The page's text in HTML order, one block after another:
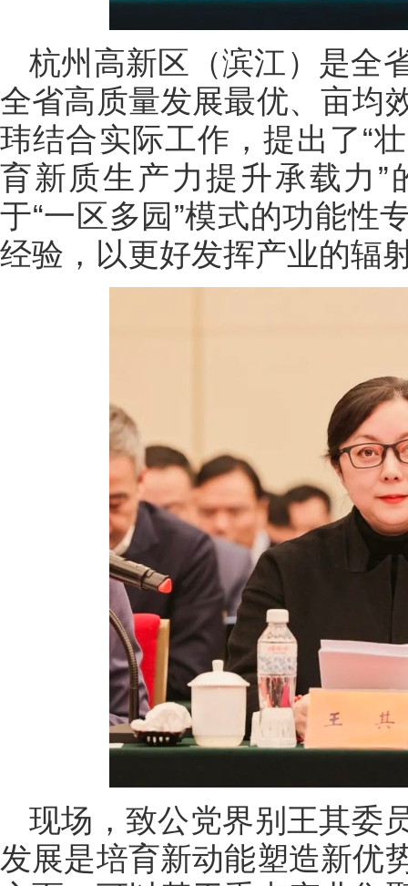
杭州高新区（滨江）是全
全省高质量发展最优、亩均
玮结合实际工作，提出了“
育新质生产力提升承载力
于“一区多园”模式的功能性
经验，以更好发挥产业的辐
现场，致公党界别王其
发展是培育新动能塑造新优